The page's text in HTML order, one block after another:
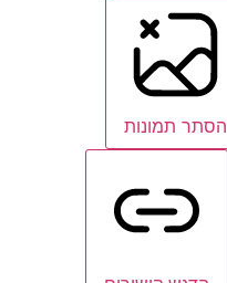
הסתר תמונות